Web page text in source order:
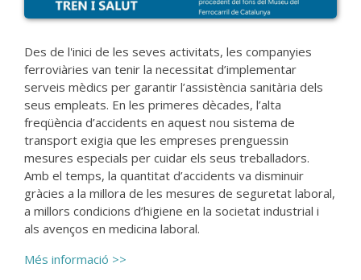
Des de l'inici de les seves activitats, les companyies
ferroviàries van tenir la necessitat d’implementar
serveis mèdics per garantir l’assistència sanitària dels
seus empleats. En les primeres dècades, l’alta
freqüència d’accidents en aquest nou sistema de
transport exigia que les empreses prenguessin
mesures especials per cuidar els seus treballadors.
Amb el temps, la quantitat d’accidents va disminuir
gràcies a la millora de les mesures de seguretat laboral,
a millors condicions d’higiene en la societat industrial i
als avenços en medicina laboral.
Més informació >>